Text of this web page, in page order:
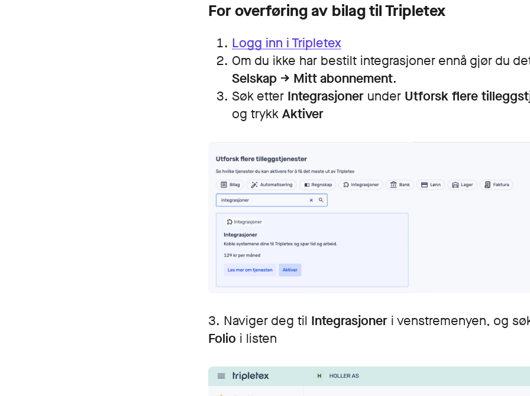
Mindre regnskapFor overføring av bilag til Tripletex
Logg inn i Tripletex
Om du ikke har bestilt integrasjoner ennå gjør du
Selskap → Mitt abonnement.
Søk etter Integrasjoner under Utforsk flere
og trykk Aktiver
3. Naviger deg til Integrasjoner i venstremenyen, og
Folio i listen